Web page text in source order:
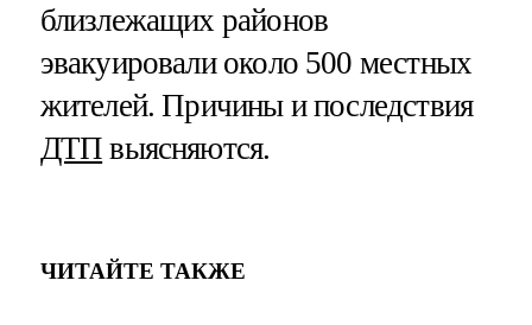
близлежащих районов
эвакуировали около 500 местных
жителей. Причины и последствия
ДТП выясняются.
ЧИТАЙТЕ ТАКЖЕ